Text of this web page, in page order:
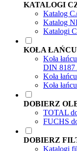
KATALOGI
Katalog
Katalog
Katalogi
KOŁA
Koła
DIN 8187
Koła
Koła
DOBIERZ
TOTAL
FUCHS
DOBIERZ
Katalogi